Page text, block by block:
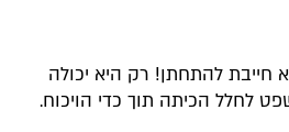
חייבת להתחתן! רק היא יכולה
לחלל הכיתה תוך כדי הויכוח.